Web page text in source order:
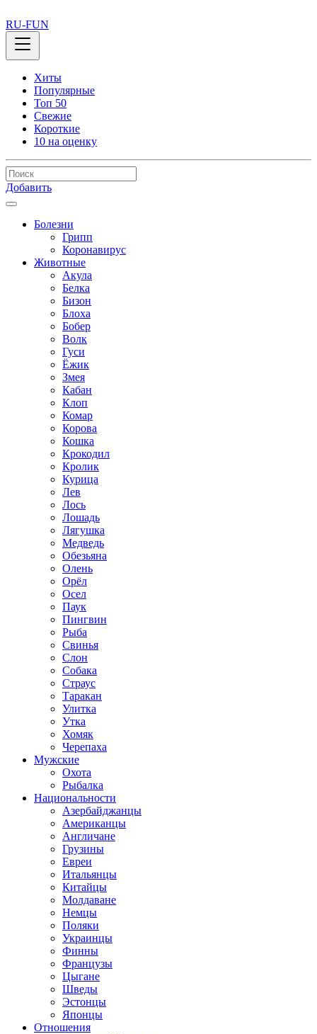
RU-FUN
Хиты
Популярные
Топ 50
Свежие
Короткие
10 на оценку
Добавить
Болезни
Грипп
Коронавирус
Животные
Акула
Белка
Бизон
Блоха
Бобер
Волк
Гуси
Ёжик
Змея
Кабан
Клоп
Комар
Корова
Кошка
Крокодил
Кролик
Курица
Лев
Лось
Лошадь
Лягушка
Медведь
Обезьяна
Олень
Орёл
Осел
Паук
Пингвин
Рыба
Свинья
Слон
Собака
Страус
Таракан
Улитка
Утка
Хомяк
Черепаха
Мужские
Охота
Рыбалка
Национальности
Азербайджанцы
Американцы
Англичане
Грузины
Евреи
Итальянцы
Китайцы
Молдаване
Немцы
Поляки
Украинцы
Финны
Французы
Цыгане
Шведы
Эстонцы
Японцы
Отношения